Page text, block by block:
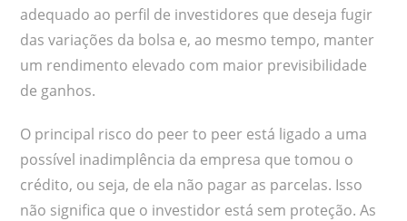
adequado ao perfil de investidores que deseja fugir
das variações da bolsa e, ao mesmo tempo, manter
um rendimento elevado com maior previsibilidade
de ganhos.
O principal risco do peer to peer está ligado a uma
possível inadimplência da empresa que tomou o
crédito, ou seja, de ela não pagar as parcelas. Isso
não significa que o investidor está sem proteção. As